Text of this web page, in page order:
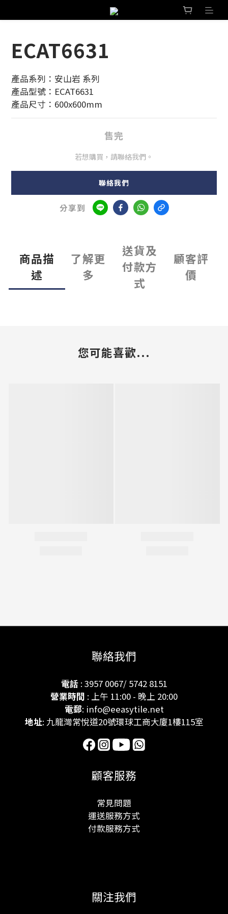
ECAT6631
產品系列：安山岩 系列
產品型號：ECAT6631
產品尺寸：600x600mm
售完
若想購買，請聯絡我們。
聯絡我們
分享到
商品描
述
了解更
多
送貨及
付款方
式
顧客評
價
您可能喜歡...
聯絡我們
電話: 3957 0067/ 5742 8151
營業時間 : 上午 11:00 - 晚上 20:00
電郵: info@eeasytile.net
地址: 九龍灣常悅道20號環球工商大廈1樓115室
顧客服務
常見問題
運送服務方式
付款服務方式
關注我們